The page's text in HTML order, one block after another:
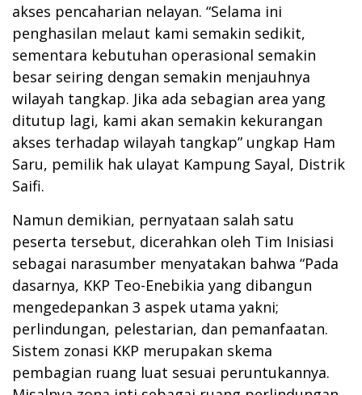
akses pencaharian nelayan. “Selama ini
penghasilan melaut kami semakin sedikit,
sementara kebutuhan operasional semakin
besar seiring dengan semakin menjauhnya
wilayah tangkap. Jika ada sebagian area yang
ditutup lagi, kami akan semakin kekurangan
akses terhadap wilayah tangkap” ungkap Ham
Saru, pemilik hak ulayat Kampung Sayal, Distrik
Saifi.
Namun demikian, pernyataan salah satu
peserta tersebut, dicerahkan oleh Tim Inisiasi
sebagai narasumber menyatakan bahwa “Pada
dasarnya, KKP Teo-Enebikia yang dibangun
mengedepankan 3 aspek utama yakni;
perlindungan, pelestarian, dan pemanfaatan.
Sistem zonasi KKP merupakan skema
pembagian ruang luat sesuai peruntukannya.